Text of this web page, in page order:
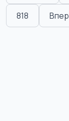
818